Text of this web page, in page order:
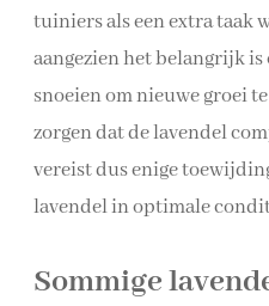
tuiniers als een extra taak
aangezien het belangrijk
snoeien om nieuwe groei
zorgen dat de lavendel
vereist dus enige
lavendel in optimale
Sommige